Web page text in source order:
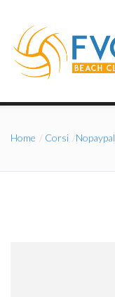
Home Corsi Nopaypal